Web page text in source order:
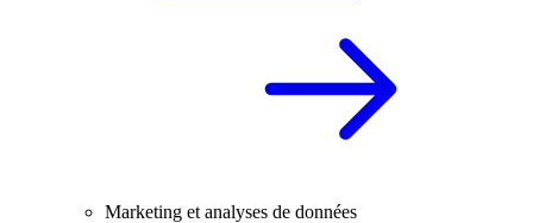
Marketing et analyses de données